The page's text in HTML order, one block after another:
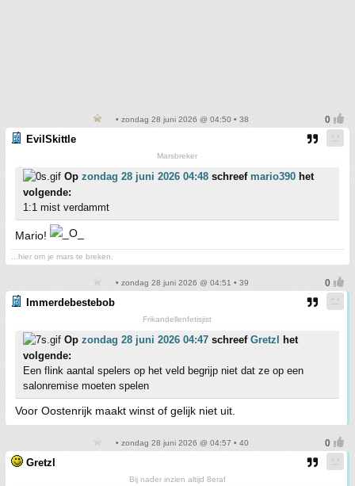
• zondag 28 juni 2026 @ 04:50 • 38
EvilSkittle
Marsbreker
Op zondag 28 juni 2026 04:48 schreef mario390 het
volgende:
1:1 mist verdammt
Mario!
...hier om je mars te breken.
• zondag 28 juni 2026 @ 04:51 • 39
Immerdebestebob
Frikandellenfetisjist
Op zondag 28 juni 2026 04:47 schreef Gretzl
het
volgende:
Een flink aantal spelers op het veld begrijp niet dat ze op een
salonremise moeten spelen
Voor Oostenrijk maakt winst of gelijk niet uit.
• zondag 28 juni 2026 @ 04:57 • 40
Gretzl
Bij nader inzien altijd 8eraf